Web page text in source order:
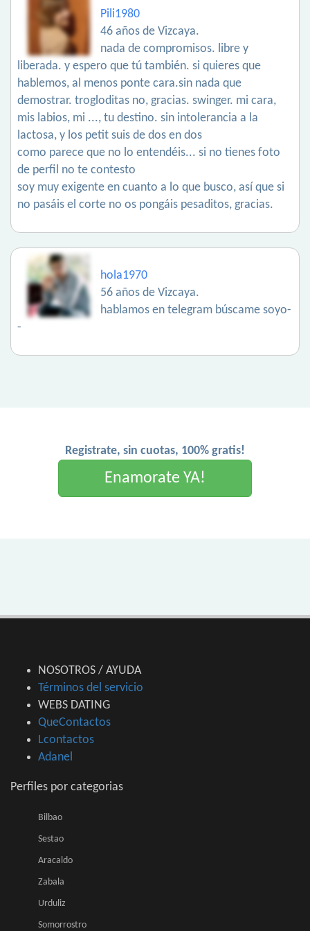
Pili1980
46 años de Vizcaya.
nada de compromisos. libre y
liberada. y espero que tú también. si quieres que
hablemos, al menos ponte cara.sin nada que
demostrar. trogloditas no, gracias. swinger. mi cara,
mis labios, mi ..., tu destino. sin intolerancia a la
lactosa, y los petit suis de dos en dos
como parece que no lo entendéis... si no tienes foto
de perfil no te contesto
soy muy exigente en cuanto a lo que busco, así que si
no pasáis el corte no os pongáis pesaditos, gracias.
hola1970
56 años de Vizcaya.
hablamos en telegram búscame soyo-
-
Registrate, sin cuotas, 100% gratis!
Enamorate YA!
NOSOTROS / AYUDA
Términos del servicio
WEBS DATING
QueContactos
Lcontactos
Adanel
Perfiles por categorias
Bilbao
Sestao
Aracaldo
Zabala
Urduliz
Somorrostro